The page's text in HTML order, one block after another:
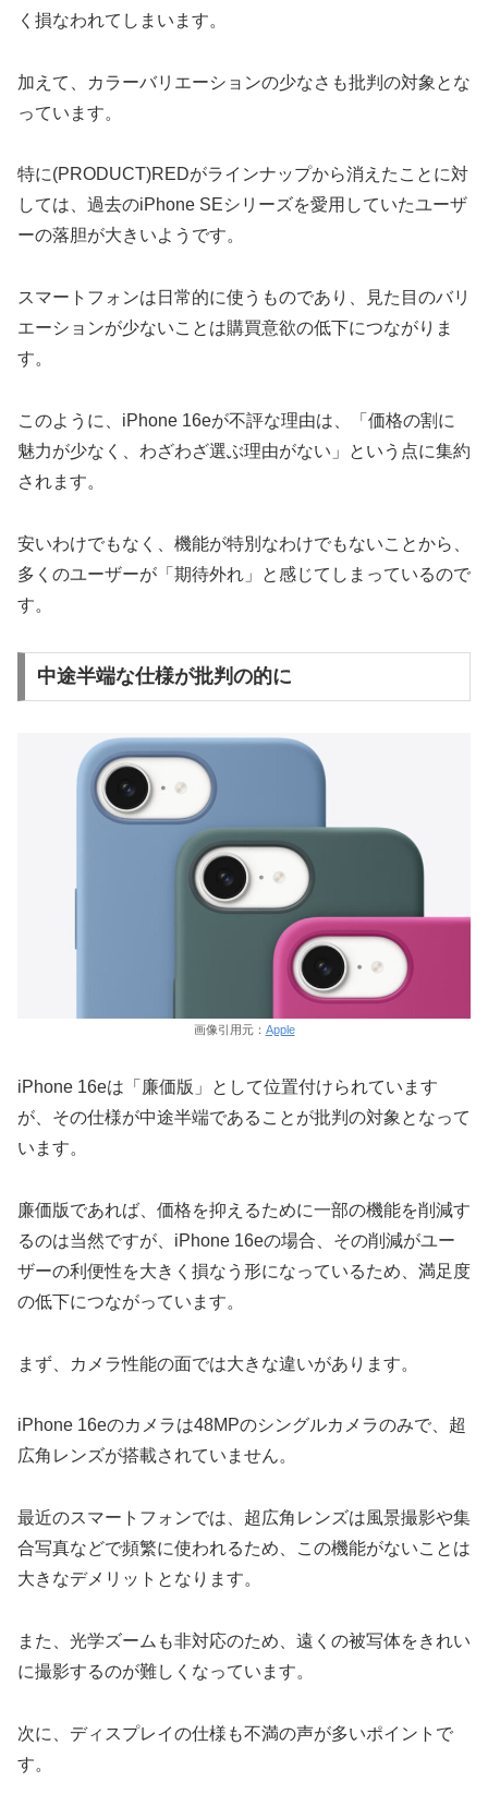
く損なわれてしまいます。
加えて、カラーバリエーションの少なさも批判の対象とな
っています。
特に(PRODUCT)REDがラインナップから消えたことに対
しては、過去のiPhone SEシリーズを愛用していたユーザ
ーの落胆が大きいようです。
スマートフォンは日常的に使うものであり、見た目のバリ
エーションが少ないことは購買意欲の低下につながりま
す。
このように、iPhone 16eが不評な理由は、「価格の割に
魅力が少なく、わざわざ選ぶ理由がない」という点に集約
されます。
安いわけでもなく、機能が特別なわけでもないことから、
多くのユーザーが「期待外れ」と感じてしまっているので
す。
中途半端な仕様が批判の的に
画像引用元： Apple
iPhone 16eは「廉価版」として位置付けられています
が、その仕様が中途半端であることが批判の対象となって
います。
廉価版であれば、価格を抑えるために一部の機能を削減す
るのは当然ですが、iPhone 16eの場合、その削減がユー
ザーの利便性を大きく損なう形になっているため、満足度
の低下につながっています。
まず、カメラ性能の面では大きな違いがあります。
iPhone 16eのカメラは48MPのシングルカメラのみで、超
広角レンズが搭載されていません。
最近のスマートフォンでは、超広角レンズは風景撮影や集
合写真などで頻繁に使われるため、この機能がないことは
大きなデメリットとなります。
また、光学ズームも非対応のため、遠くの被写体をきれい
に撮影するのが難しくなっています。
次に、ディスプレイの仕様も不満の声が多いポイントで
す。